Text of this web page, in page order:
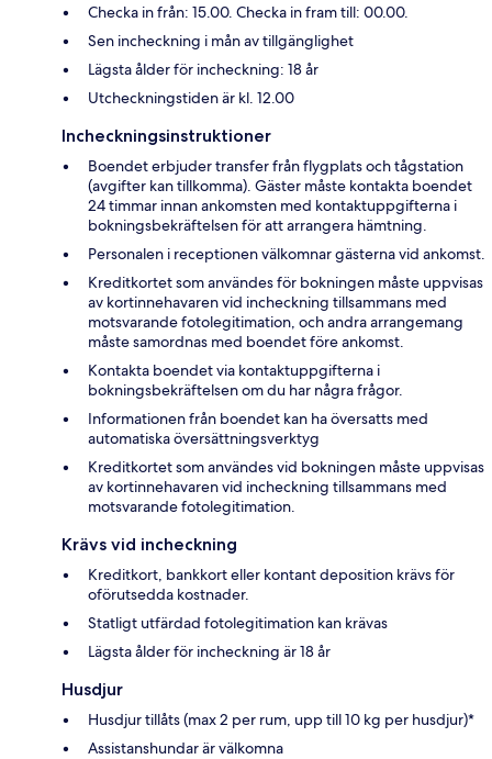
Checka in från: 15.00. Checka in fram till: 00.00.
Sen incheckning i mån av tillgänglighet
Lägsta ålder för incheckning: 18 år
Utcheckningstiden är kl. 12.00
Incheckningsinstruktioner
Boendet erbjuder transfer från flygplats och tågstation
(avgifter kan tillkomma). Gäster måste kontakta boendet
24 timmar innan ankomsten med kontaktuppgifterna i
bokningsbekräftelsen för att arrangera hämtning.
Personalen i receptionen välkomnar gästerna vid ankomst.
Kreditkortet som användes för bokningen måste uppvisas
av kortinnehavaren vid incheckning tillsammans med
motsvarande fotolegitimation, och andra arrangemang
måste samordnas med boendet före ankomst.
Kontakta boendet via kontaktuppgifterna i
bokningsbekräftelsen om du har några frågor.
Informationen från boendet kan ha översatts med
automatiska översättningsverktyg
Kreditkortet som användes vid bokningen måste uppvisas
av kortinnehavaren vid incheckning tillsammans med
motsvarande fotolegitimation.
Krävs vid incheckning
Kreditkort, bankkort eller kontant deposition krävs för
oförutsedda kostnader.
Statligt utfärdad fotolegitimation kan krävas
Lägsta ålder för incheckning är 18 år
Husdjur
Husdjur tillåts (max 2 per rum, upp till 10 kg per husdjur)*
Assistanshundar är välkomna